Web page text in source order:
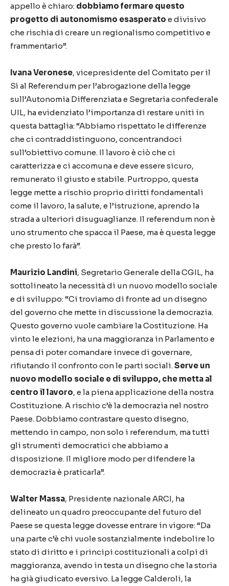
appello è chiaro: dobbiamo fermare questo
progetto di autonomismo esasperato e divisivo
che rischia di creare un regionalismo competitivo e
frammentario”.
Ivana Veronese, vicepresidente del Comitato per il
Sì al Referendum per l’abrogazione della legge
sull’Autonomia Differenziata e Segretaria confederale
UIL, ha evidenziato l’importanza di restare uniti in
questa battaglia: “Abbiamo rispettato le differenze
che ci contraddistinguono, concentrandoci
sull’obiettivo comune. Il lavoro è ciò che ci
caratterizza e ci accomuna e deve essere sicuro,
remunerato il giusto e stabile. Purtroppo, questa
legge mette a rischio proprio diritti fondamentali
come il lavoro, la salute, e l’istruzione, aprendo la
strada a ulteriori disuguaglianze. Il referendum non è
uno strumento che spacca il Paese, ma è questa legge
che presto lo farà”.
Maurizio Landini, Segretario Generale della CGIL, ha
sottolineato la necessità di un nuovo modello sociale
e di sviluppo: “Ci troviamo di fronte ad un disegno
del governo che mette in discussione la democrazia.
Questo governo vuole cambiare la Costituzione. Ha
vinto le elezioni, ha una maggioranza in Parlamento e
pensa di poter comandare invece di governare,
rifiutando il confronto con le parti sociali.Serve un
nuovo modello sociale e di sviluppo, che metta al
centro il lavoro, e la piena applicazione della nostra
Costituzione. A rischio c’è la democrazia nel nostro
Paese. Dobbiamo contrastare questo disegno,
mettendo in campo, non solo i referendum, ma tutti
gli strumenti democratici che abbiamo a
disposizione. Il migliore modo per difendere la
democrazia è praticarla”.
Walter Massa, Presidente nazionale ARCI, ha
delineato un quadro preoccupante del futuro del
Paese se questa legge dovesse entrare in vigore: “Da
una parte c’è chi vuole sostanzialmente indebolire lo
stato di diritto e i principi costituzionali a colpi di
maggioranza, avendo in testa un disegno che la storia
ha già giudicato eversivo. La legge Calderoli, la